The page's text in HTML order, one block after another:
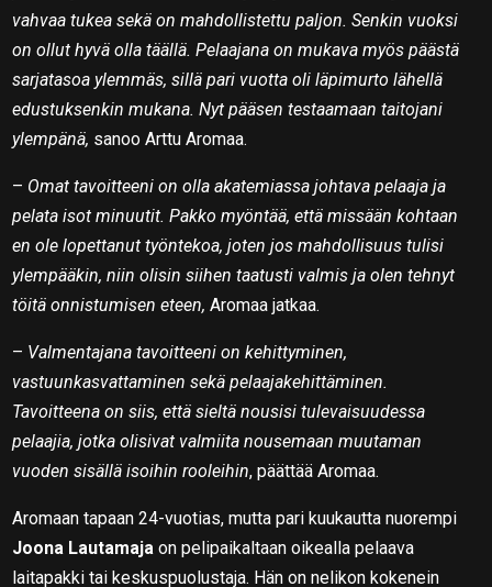
vahvaa tukea sekä on mahdollistettu paljon. Senkin vuoksi
on ollut hyvä olla täällä. Pelaajana on mukava myös päästä
sarjatasoa ylemmäs, sillä pari vuotta oli läpimurto lähellä
edustuksenkin mukana. Nyt pääsen testaamaan taitojani
ylempänä, sanoo Arttu Aromaa.
– Omat tavoitteeni on olla akatemiassa johtava pelaaja ja
pelata isot minuutit. Pakko myöntää, että missään kohtaan
en ole lopettanut työntekoa, joten jos mahdollisuus tulisi
ylempääkin, niin olisin siihen taatusti valmis ja olen tehnyt
töitä onnistumisen eteen, Aromaa jatkaa.
– Valmentajana tavoitteeni on kehittyminen,
vastuunkasvattaminen sekä pelaajakehittäminen.
Tavoitteena on siis, että sieltä nousisi tulevaisuudessa
pelaajia, jotka olisivat valmiita nousemaan muutaman
vuoden sisällä isoihin rooleihin, päättää Aromaa.
Aromaan tapaan 24-vuotias, mutta pari kuukautta nuorempi
Joona Lautamajaon pelipaikaltaan oikealla pelaava
laitapakki tai keskuspuolustaja. Hän on nelikon kokenein